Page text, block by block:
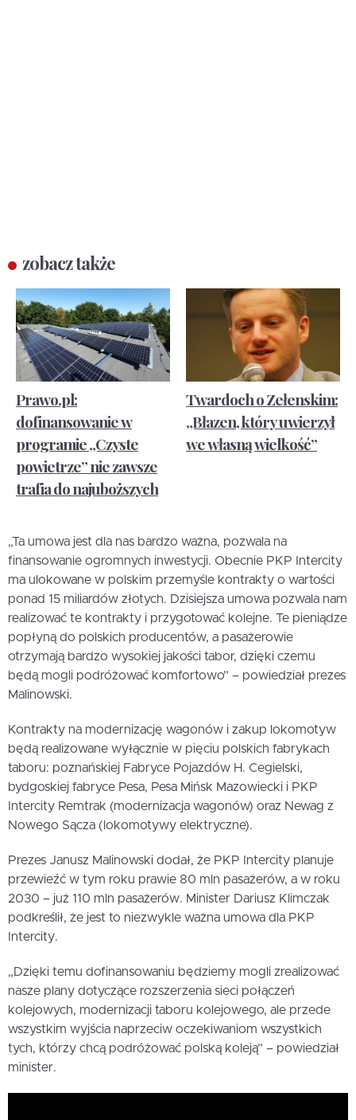
zobacz także
Prawo.pl:
dofinansowanie w
programie „Czyste
powietrze” nie zawsze
trafia do najuboższych
Twardoch o Zełenskim:
„Błazen, który uwierzył
we własną wielkość”
„Ta umowa jest dla nas bardzo ważna, pozwala na
finansowanie ogromnych inwestycji. Obecnie PKP Intercity
ma ulokowane w polskim przemyśle kontrakty o wartości
ponad 15 miliardów złotych. Dzisiejsza umowa pozwala nam
realizować te kontrakty i przygotować kolejne. Te pieniądze
popłyną do polskich producentów, a pasażerowie
otrzymają bardzo wysokiej jakości tabor, dzięki czemu
będą mogli podróżować komfortowo” – powiedział prezes
Malinowski.
Kontrakty na modernizację wagonów i zakup lokomotyw
będą realizowane wyłącznie w pięciu polskich fabrykach
taboru: poznańskiej Fabryce Pojazdów H. Cegielski,
bydgoskiej fabryce Pesa, Pesa Mińsk Mazowiecki i PKP
Intercity Remtrak (modernizacja wagonów) oraz Newag z
Nowego Sącza (lokomotywy elektryczne).
Prezes Janusz Malinowski dodał, że PKP Intercity planuje
przewieźć w tym roku prawie 80 mln pasażerów, a w roku
2030 – już 110 mln pasażerów. Minister Dariusz Klimczak
podkreślił, że jest to niezwykle ważna umowa dla PKP
Intercity.
„Dzięki temu dofinansowaniu będziemy mogli zrealizować
nasze plany dotyczące rozszerzenia sieci połączeń
kolejowych, modernizacji taboru kolejowego, ale przede
wszystkim wyjścia naprzeciw oczekiwaniom wszystkich
tych, którzy chcą podróżować polską koleją” – powiedział
minister.